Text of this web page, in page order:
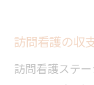
コスト漏
訪問
訪問看護の収
訪問看護ステ